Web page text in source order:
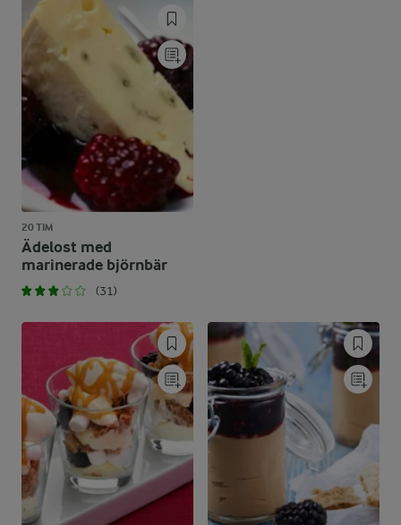
20 TIM
Ädelost med
marinerade björnbär
(31)